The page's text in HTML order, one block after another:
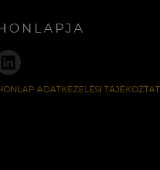
ADATKEZELÉSI